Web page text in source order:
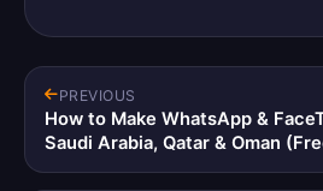
PREVIOUS
How to Make WhatsApp &
Saudi Arabia, Qatar & Oman